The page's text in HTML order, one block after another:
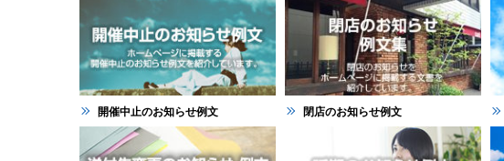
開催中止のお知らせ例文 閉店のお知らせ例文